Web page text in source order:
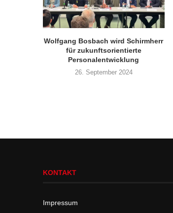
Wolfgang Bosbach wird Schirmherr
für zukunftsorientierte
Personalentwicklung
26. September 2024
KONTAKT
Impressum